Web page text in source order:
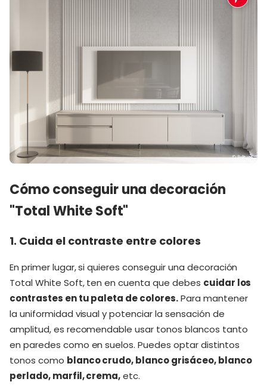
Cómo conseguir una decoración
"Total White Soft"
1. Cuida el contraste entre colores
En primer lugar, si quieres conseguir una decoración
Total White Soft, ten en cuenta que debes cuidar los
contrastes en tu paleta de colores.Para mantener
la uniformidad visual y potenciar la sensación de
amplitud, es recomendable usar tonos blancos tanto
en paredes como en suelos. Puedes optar distintos
tonos como blanco crudo, blanco grisáceo, blanco
perlado, marfil, crema,etc.